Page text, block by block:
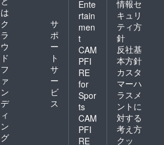
は
ク
ラ
ウ
ド
フ
ァ
ン
デ
ィ
ン
グ
サ
ポ
ー
ト
サ
ー
ビ
ス
Ente
rtain
men
t
CAM
PFI
RE
for
Spor
ts
CAM
PFI
RE
情報セ
キュリ
ティ方
針
反社基
本方針
カスタ
マーハ
ラスメ
ントに
対する
考え方
クッ